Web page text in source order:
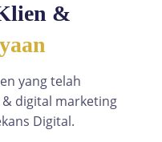
&
yang telah
digital marketing
Digital.